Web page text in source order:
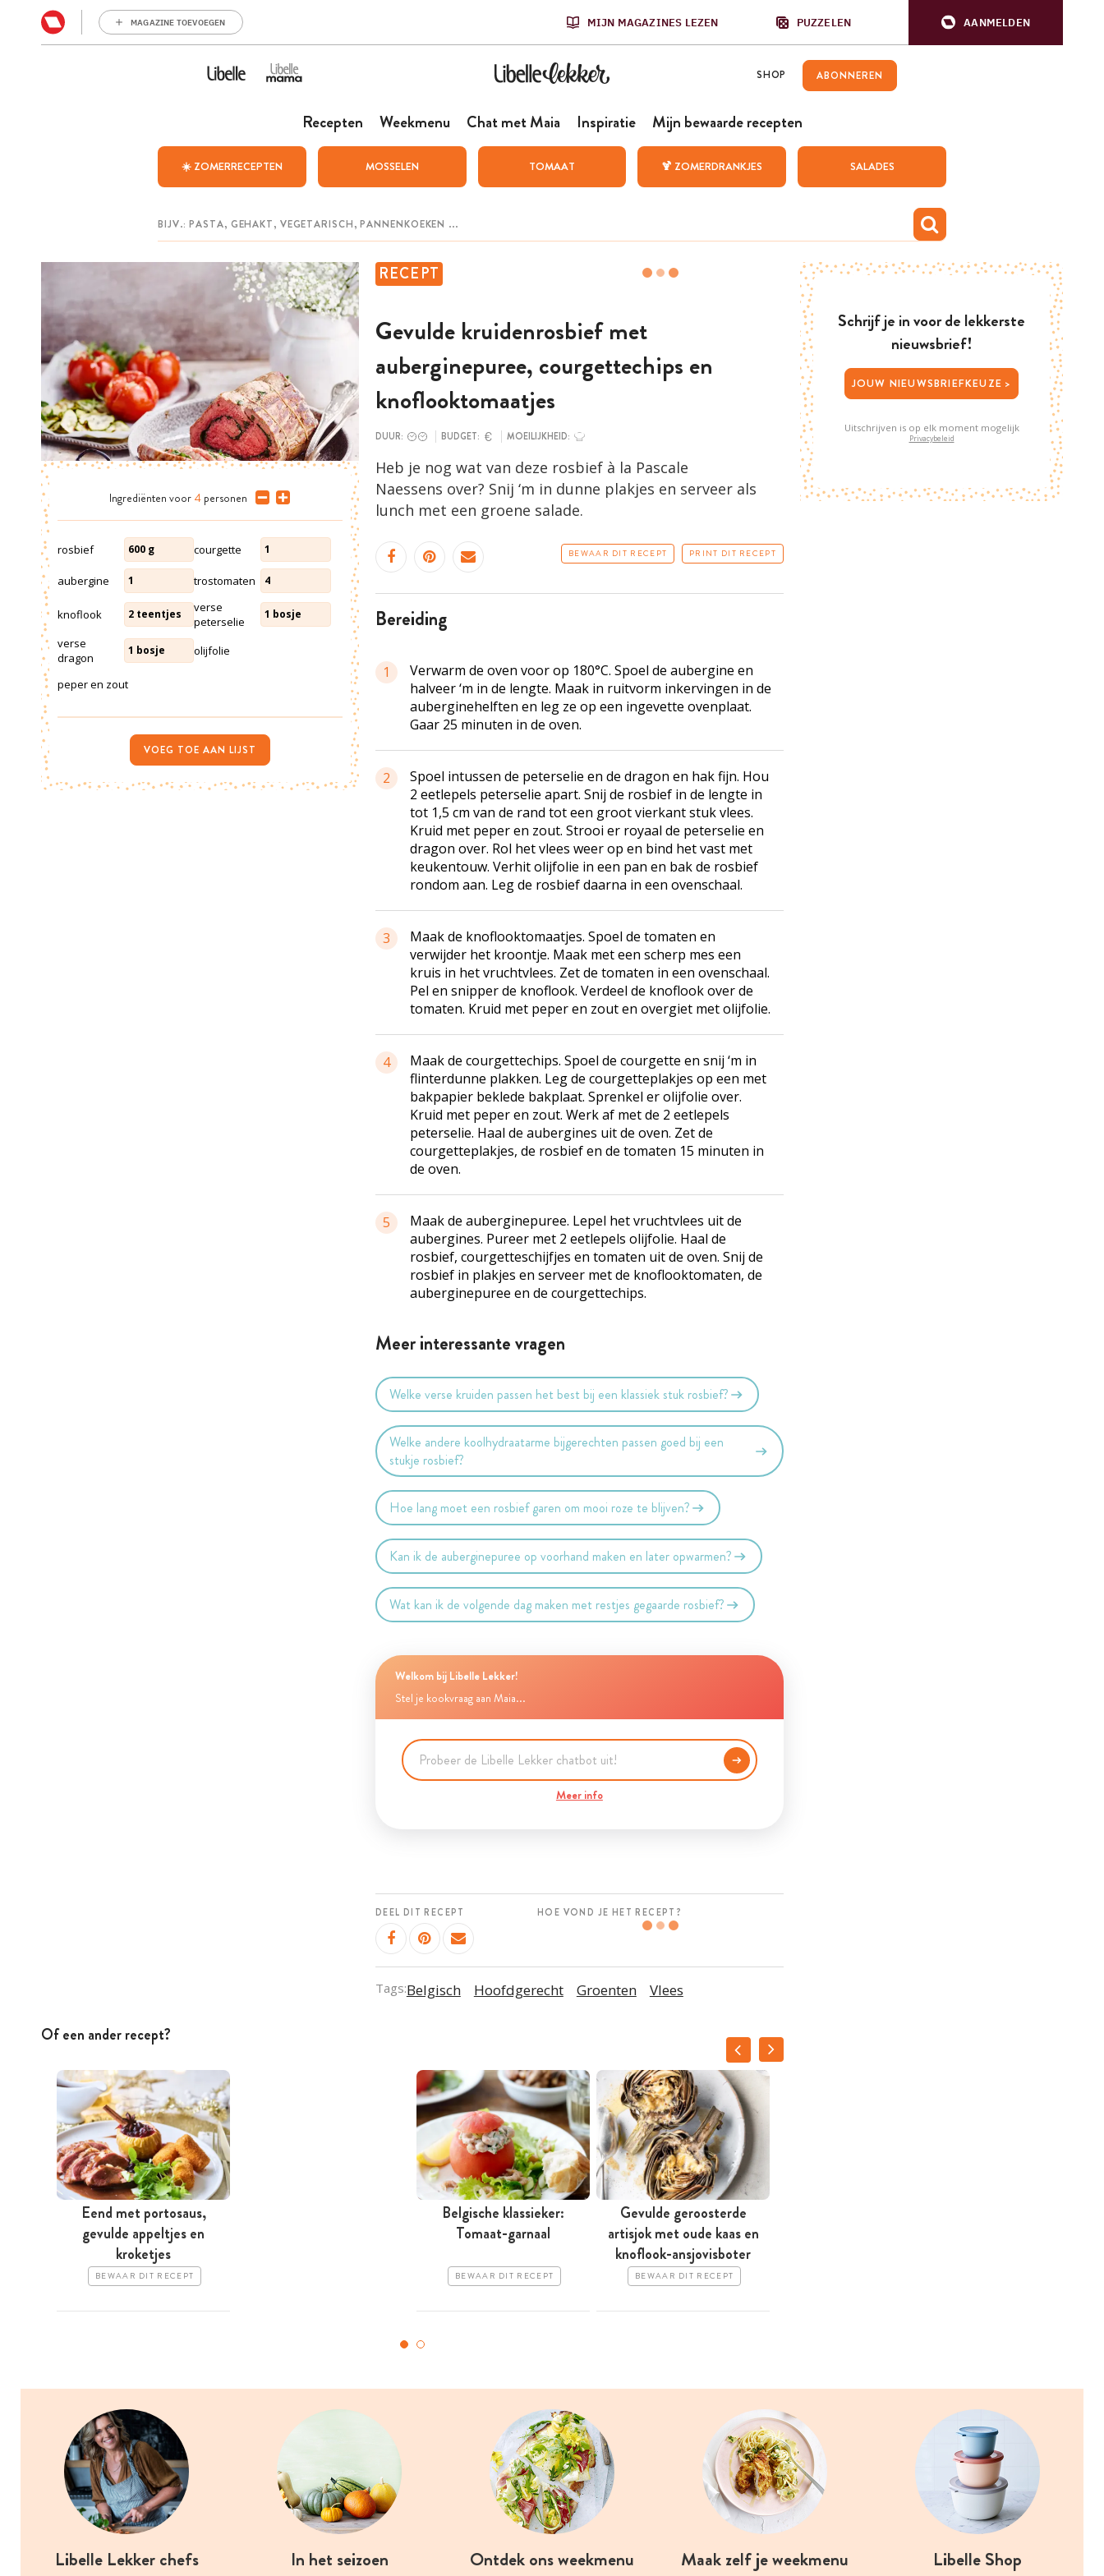
MAGAZINE TOEVOEGEN MIJN MAGAZINES LEZEN PUZZELEN AANMELDEN
SHOP ABONNEREN
Recepten Weekmenu Chat met Maia Inspiratie Mijn bewaarde recepten
☀️ ZOMERRECEPTEN MOSSELEN TOMAAT 🍹 ZOMERDRANKJES SALADES
RECEPT
Gevulde kruidenrosbief met
auberginepuree, courgettechips en
knoflooktomaatjes
DUUR: BUDGET: MOEILIJKHEID:
Heb je nog wat van deze rosbief à la Pascale
Naessens over? Snij ‘m in dunne plakjes en serveer als
lunch met een groene salade.
BEWAAR DIT RECEPT PRINT DIT RECEPT
bereiding
1
Verwarm de oven voor op 180°C. Spoel de aubergine en
halveer ‘m in de lengte. Maak in ruitvorm inkervingen in de
auberginehelften en leg ze op een ingevette ovenplaat.
Gaar 25 minuten in de oven.
2
Spoel intussen de peterselie en de dragon en hak fijn. Hou
2 eetlepels peterselie apart. Snij de rosbief in de lengte in
tot 1,5 cm van de rand tot een groot vierkant stuk vlees.
Kruid met peper en zout. Strooi er royaal de peterselie en
dragon over. Rol het vlees weer op en bind het vast met
keukentouw. Verhit olijfolie in een pan en bak de rosbief
rondom aan. Leg de rosbief daarna in een ovenschaal.
3
Maak de knoflooktomaatjes. Spoel de tomaten en
verwijder het kroontje. Maak met een scherp mes een
kruis in het vruchtvlees. Zet de tomaten in een ovenschaal.
Pel en snipper de knoflook. Verdeel de knoflook over de
tomaten. Kruid met peper en zout en overgiet met olijfolie.
4
Maak de courgettechips. Spoel de courgette en snij ‘m in
flinterdunne plakken. Leg de courgetteplakjes op een met
bakpapier beklede bakplaat. Sprenkel er olijfolie over.
Kruid met peper en zout. Werk af met de 2 eetlepels
peterselie. Haal de aubergines uit de oven. Zet de
courgetteplakjes, de rosbief en de tomaten 15 minuten in
de oven.
5
Maak de auberginepuree. Lepel het vruchtvlees uit de
aubergines. Pureer met 2 eetlepels olijfolie. Haal de
rosbief, courgetteschijfjes en tomaten uit de oven. Snij de
rosbief in plakjes en serveer met de knoflooktomaten, de
auberginepuree en de courgettechips.
Meer interessante vragen
Welke verse kruiden passen het best bij een klassiek stuk rosbief?
Welke andere koolhydraatarme bijgerechten passen goed bij een
stukje rosbief?
Hoe lang moet een rosbief garen om mooi roze te blijven?
Kan ik de auberginepuree op voorhand maken en later opwarmen?
Wat kan ik de volgende dag maken met restjes gegaarde rosbief?
Welkom bij Libelle Lekker!
Stel je kookvraag aan Maia...
Meer info
DEEL DIT RECEPT HOE VOND JE HET RECEPT?
Tags:Belgisch Hoofdgerecht Groenten Vlees
Ingrediënten voor 4 personen
rosbief 600 g courgette 1
aubergine 1 trostomaten 4
knoflook 2 teentjes
verse
peterselie
1 bosje
verse
dragon
1 bosje olijfolie
peper en zout
VOEG TOE AAN LIJST
Of een ander recept?
Eend met portosaus,
gevulde appeltjes en
kroketjes
BEWAAR DIT RECEPT
Belgische klassieker:
Tomaat-garnaal
BEWAAR DIT RECEPT
Gevulde geroosterde
artisjok met oude kaas en
knoflook-ansjovisboter
BEWAAR DIT RECEPT
Schrijf je in voor de lekkerste
nieuwsbrief!
JOUW NIEUWSBRIEFKEUZE >
Uitschrijven is op elk moment mogelijk
Privacybeleid
Libelle Lekker chefs In het seizoen Ontdek ons weekmenu Maak zelf je weekmenu Libelle Shop